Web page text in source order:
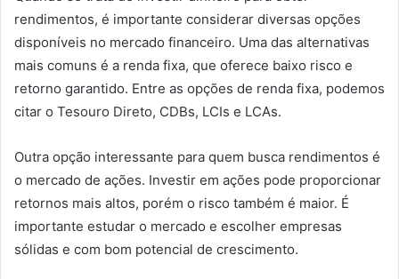
rendimentos, é importante considerar diversas opções
disponíveis no mercado financeiro. Uma das alternativas
mais comuns é a renda fixa, que oferece baixo risco e
retorno garantido. Entre as opções de renda fixa, podemos
citar o Tesouro Direto, CDBs, LCIs e LCAs.
Outra opção interessante para quem busca rendimentos é
o mercado de ações. Investir em ações pode proporcionar
retornos mais altos, porém o risco também é maior. É
importante estudar o mercado e escolher empresas
sólidas e com bom potencial de crescimento.